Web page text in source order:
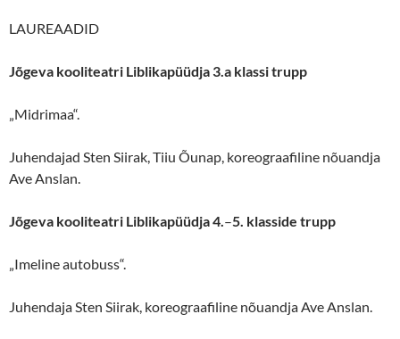
LAUREAADID
Jõgeva kooliteatri Liblikapüüdja 3.a klassi trupp
„Midrimaa“.
Juhendajad Sten Siirak, Tiiu Õunap, koreograafiline nõuandja
Ave Anslan.
Jõgeva kooliteatri Liblikapüüdja 4.–5. klasside trupp
„Imeline autobuss“.
Juhendaja Sten Siirak, koreograafiline nõuandja Ave Anslan.